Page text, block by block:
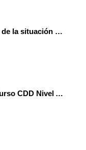
Explicación infografía de la situación de aprendizaje "Tiro a canasta"
Tarea Práctica 6 del Curso CDD Nivel A2 Sara Gaspar